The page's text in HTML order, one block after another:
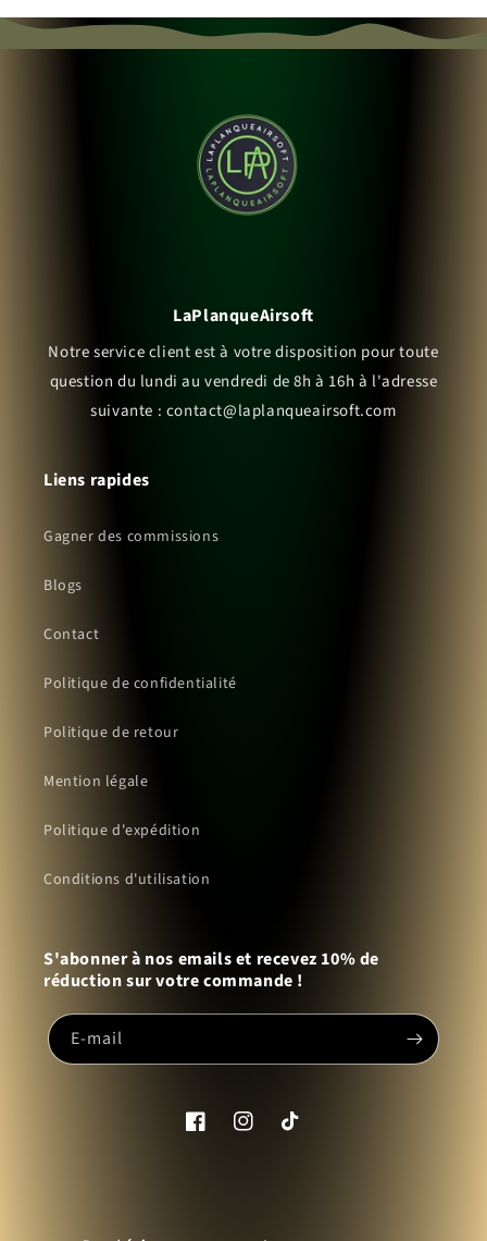
LaPlanqueAirsoft
Notre service client est à votre disposition pour toute
question du lundi au vendredi de 8h à 16h à l'adresse
suivante : contact@laplanqueairsoft.com
Liens rapides
Gagner des commissions
Blogs
Contact
Politique de confidentialité
Politique de retour
Mention légale
Politique d'expédition
Conditions d'utilisation
S'abonner à nos emails et recevez 10% de
réduction sur votre commande !
E-mail
FacebookInstagramTikTok